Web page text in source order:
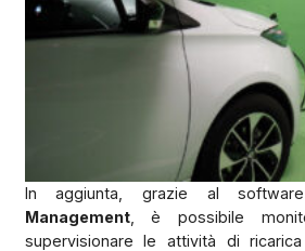
In aggiunta, grazie al
Management, è possibile
supervisionare le attività di